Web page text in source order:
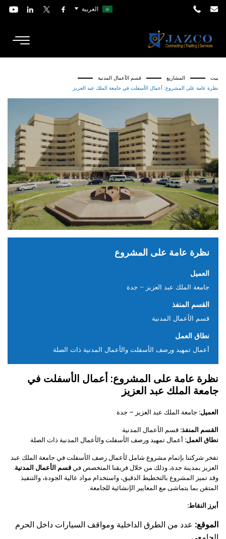
العربية
بيت المشاريع
قسم الأعمال المدنية
نظرة عامة على المشروع: أعمال الأسفلت في جامعة الملك عبد العزيز
نظرة عامة على المشروع
العميل
جامعة الملك عبد العزيز – جدة
القسم المنفذ
قسم الأعمال المدنية
نطاق العمل
أعمال تمهيد ورصف الأسفلت والأعمال المدنية ذات الصلة
نظرة عامة على المشروع: أعمال الأسفلت في
جامعة الملك عبد العزيز
العميل: جامعة الملك عبد العزيز – جدة
القسم المنفذ: قسم الأعمال المدنية
نطاق العمل: أعمال تمهيد ورصف الأسفلت والأعمال المدنية ذات الصلة
تفخر شركتنا بإتمام مشروع شامل لأعمال رصف الأسفلت في جامعة الملك عبد
العزيز بمدينة جدة، وذلك من خلال فريقنا المتخصص فيقسم الأعمال المدنية.
وقد تميز المشروع بالتخطيط الدقيق، واستخدام مواد عالية الجودة، والتنفيذ
المتقن بما يتماشى مع المعايير الإنشائية للجامعة.
أبرز النقاط:
الموقع: عدد من الطرق الداخلية ومواقف السيارات داخل الحرم